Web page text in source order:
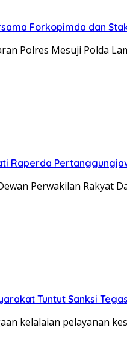
Forkopimda dan
Polres Mesuji Polda
Raperda
Perwakilan Rakyat
Tuntut Sanksi
kelalaian pelayanan